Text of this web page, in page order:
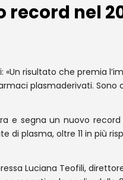
record nel
«Un risultato che
plasmaderivati.
e segna un nuovo
di plasma, oltre 11 in più
Luciana Teofili,